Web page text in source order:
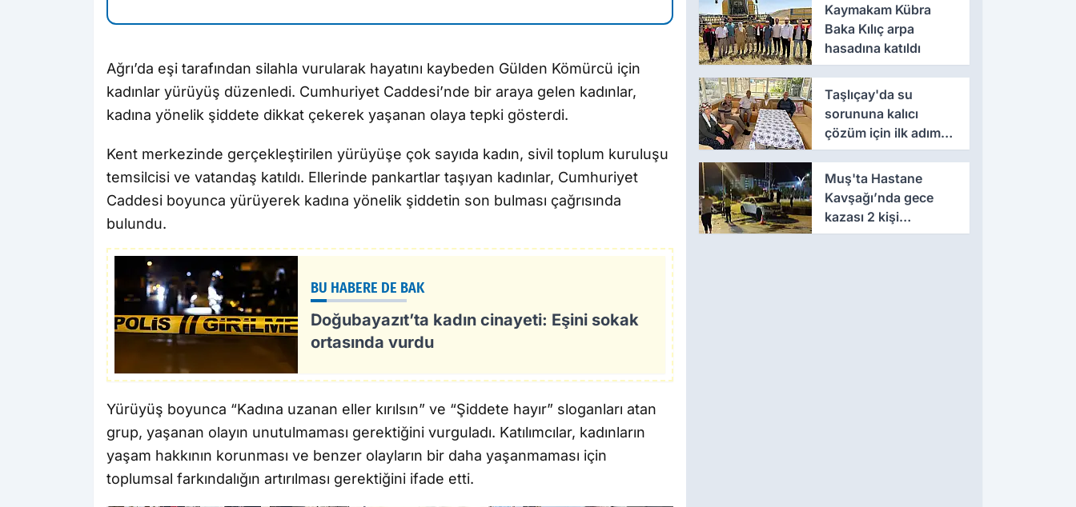
Ağrı’da eşi tarafından silahla vurularak hayatını kaybeden Gülden Kömürcü için
kadınlar yürüyüş düzenledi. Cumhuriyet Caddesi’nde bir araya gelen kadınlar,
kadına yönelik şiddete dikkat çekerek yaşanan olaya tepki gösterdi.
Kent merkezinde gerçekleştirilen yürüyüşe çok sayıda kadın, sivil toplum kuruluşu
temsilcisi ve vatandaş katıldı. Ellerinde pankartlar taşıyan kadınlar, Cumhuriyet
Caddesi boyunca yürüyerek kadına yönelik şiddetin son bulması çağrısında
bulundu.
BU HABERE DE BAK
Doğubayazıt’ta kadın cinayeti: Eşini sokak
ortasında vurdu
Yürüyüş boyunca “Kadına uzanan eller kırılsın” ve “Şiddete hayır” sloganları atan
grup, yaşanan olayın unutulmaması gerektiğini vurguladı. Katılımcılar, kadınların
yaşam hakkının korunması ve benzer olayların bir daha yaşanmaması için
toplumsal farkındalığın artırılması gerektiğini ifade etti.
Kaymakam Kübra
Baka Kılıç arpa
hasadına katıldı
Taşlıçay'da su
sorununa kalıcı
çözüm için ilk adım
atıldı
Muş'ta Hastane
Kavşağı’nda gece
kazası 2 kişi
yaralandı